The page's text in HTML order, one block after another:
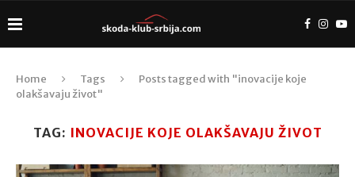
Home Tags
Posts tagged with "inovacije koje
olakšavaju život"
TAG: INOVACIJE KOJE OLAKŠAVAJU ŽIVOT